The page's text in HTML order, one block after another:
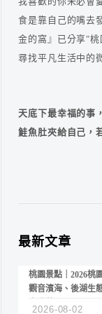
食是靠自己的嘴去
金的窩』已分享"桃
尋找平凡生活中的
天底下最幸福的事
鮭魚肚夾給自己，
最新文章
桃園景點｜2026桃
觀音濱海、後湖生
2026-08-02